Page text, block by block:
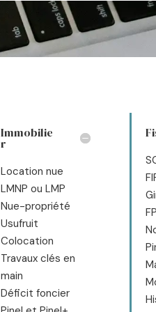
Immobilie
r
Location nue
LMNP ou LMP
Nue-propriété
Usufruit
Colocation
Travaux clés en
main
Déficit foncier